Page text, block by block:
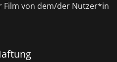
Film von dem/der Nutzer*in